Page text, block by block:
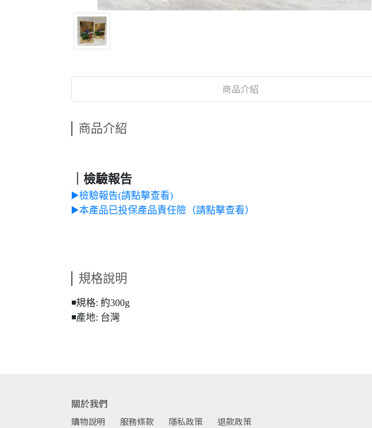
商品介紹
商品介紹
｜檢驗報告
▶️檢驗報告(請點擊查看)
▶️本產品已投保產品責任險（請點擊查看）
規格說明
◾️規格: 約300g
◾️產地: 台灣
關於我們
購物說明 服務條款 隱私政策 退款政策